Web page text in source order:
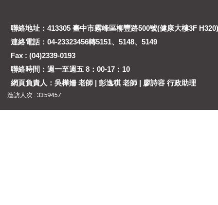
聯絡地址：413305 臺中市霧峰區柳豐路500號(健康大樓3F H320)
連絡電話：04-23323456轉5151、5148、5149
Fax : (04)2339-0193
聯絡時間：週一至週五 8：00-17：10
網頁負責人：吳樺姍 老師 | 彭逸稘 老師 | 廖詩容 行政助理
造訪人次 : 3359457